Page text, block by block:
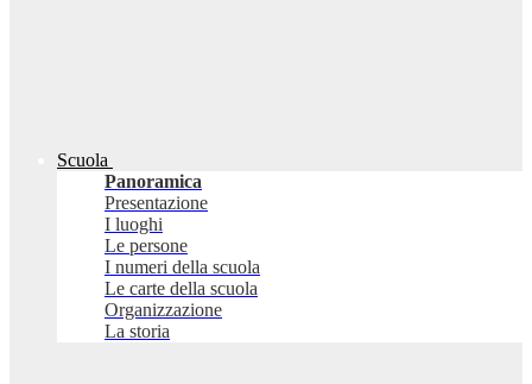
Scuola
Panoramica
Presentazione
I luoghi
Le persone
I numeri della scuola
Le carte della scuola
Organizzazione
La storia